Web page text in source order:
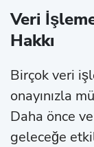
Veri
Hakkı
Birçok veri
onayınızla
Daha önce
geleceğe